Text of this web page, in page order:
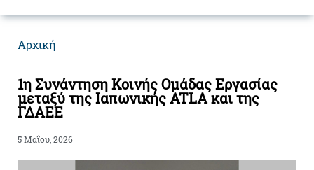
Αρχική
1η Συνάντηση Κοινής Ομάδας Εργασίας
μεταξύ της Ιαπωνικής ATLA και της
ΓΔΑΕΕ
5 Μαΐου, 2026